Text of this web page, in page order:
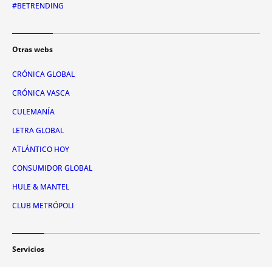
#BETRENDING
Otras webs
CRÓNICA GLOBAL
CRÓNICA VASCA
CULEMANÍA
LETRA GLOBAL
ATLÁNTICO HOY
CONSUMIDOR GLOBAL
HULE & MANTEL
CLUB METRÓPOLI
Servicios